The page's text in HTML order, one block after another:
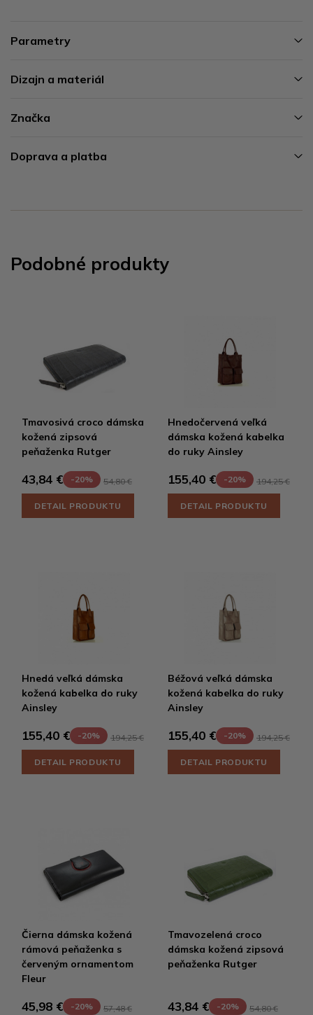
Parametry
Dizajn a materiál
Značka
Doprava a platba
Podobné produkty
Tmavosivá croco dámska
kožená zipsová
peňaženka Rutger
43,84 € -20% 54,80 €
DETAIL PRODUKTU
Hnedočervená veľká
dámska kožená kabelka
do ruky Ainsley
155,40 € -20% 194,25 €
DETAIL PRODUKTU
Hnedá veľká dámska
kožená kabelka do ruky
Ainsley
155,40 € -20% 194,25 €
DETAIL PRODUKTU
Béžová veľká dámska
kožená kabelka do ruky
Ainsley
155,40 € -20% 194,25 €
DETAIL PRODUKTU
Čierna dámska kožená
rámová peňaženka s
červeným ornamentom
Fleur
45,98 € -20% 57,48 €
Tmavozelená croco
dámska kožená zipsová
peňaženka Rutger
43,84 € -20% 54,80 €